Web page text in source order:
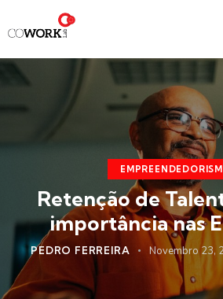
Retenção de
importância nas
PEDRO FERREIRA Novembro 23,